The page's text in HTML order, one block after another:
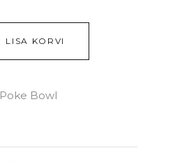
LISA KORVI
Poke Bowl